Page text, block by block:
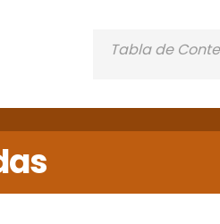
Tabla de